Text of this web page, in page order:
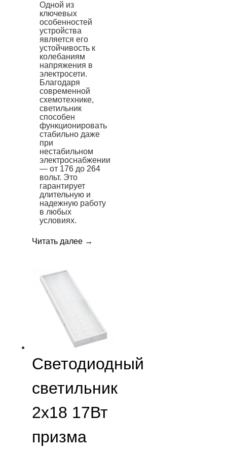
Одной из
ключевых
особенностей
устройства
является его
устойчивость к
колебаниям
напряжения в
электросети.
Благодаря
современной
схемотехнике,
светильник
способен
функционировать
стабильно даже
при
нестабильном
электроснабжении
— от 176 до 264
вольт. Это
гарантирует
длительную и
надежную работу
в любых
условиях.
Читать далее →
Светодиодный
светильник
2х18 17Вт
призма